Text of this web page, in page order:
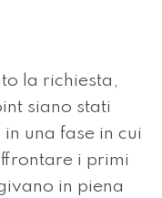
la richiesta,
siano stati
una fase in cui
i primi
in piena